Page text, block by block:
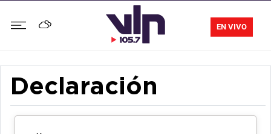
EN VIVO
Declaración